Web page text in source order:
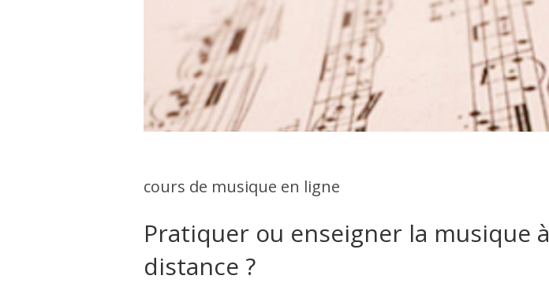
cours de musique en ligne
Pratiquer ou enseigner la musique à
distance ?